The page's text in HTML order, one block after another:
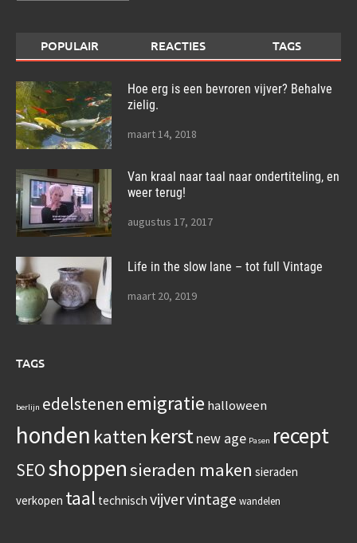
POPULAIR REACTIES TAGS
Hoe erg is een bevroren vijver? Behalve
zielig.
maart 14, 2018
Van kraal naar taal naar ondertiteling, en
weer terug!
augustus 17, 2017
Life in the slow lane – tot full Vintage
maart 20, 2019
TAGS
berlijn edelstenen emigratie halloween
honden katten kerstnew age Pasen recept
SEOshoppensieraden maken sieraden
verkopen taal technisch vijvervintage wandelen